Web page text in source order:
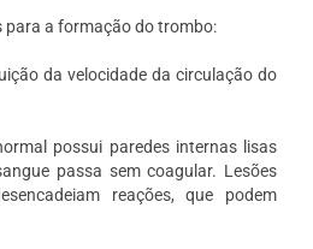
para a formação do trombo:
da velocidade da circulação do
possui paredes internas lisas
passa sem coagular. Lesões
reações, que podem